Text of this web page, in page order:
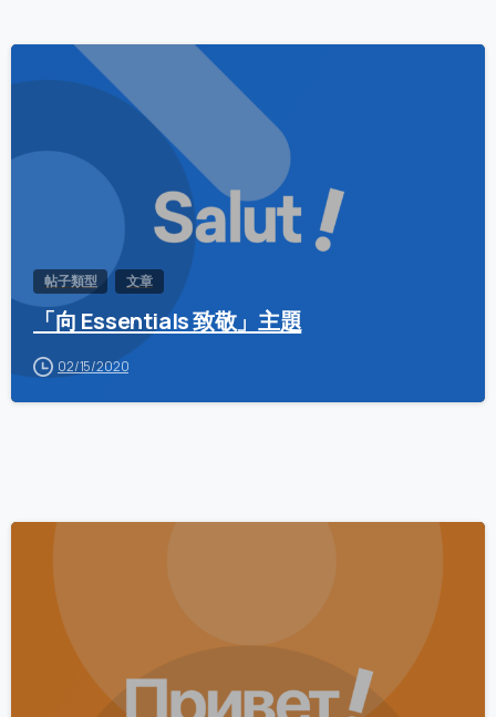
帖子類型 文章
「向 Essentials 致敬」主題
02/15/2020